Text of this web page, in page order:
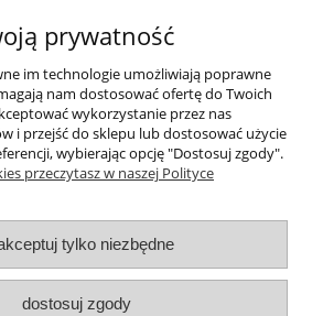
9,88 zł
o dostępności
Pomoc
prywatność
im technologie umożliwiają poprawne
nam dostosować ofertę do Twoich
wykorzystanie przez nas
i przejść do sklepu lub dostosować użycie
wybierając opcję "Dostosuj zgody".
przeczytasz w naszej Polityce
tylko niezbędne
dostosuj zgody